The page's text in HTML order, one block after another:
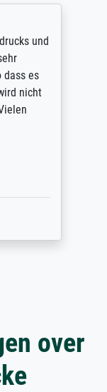
und
es
nicht
over